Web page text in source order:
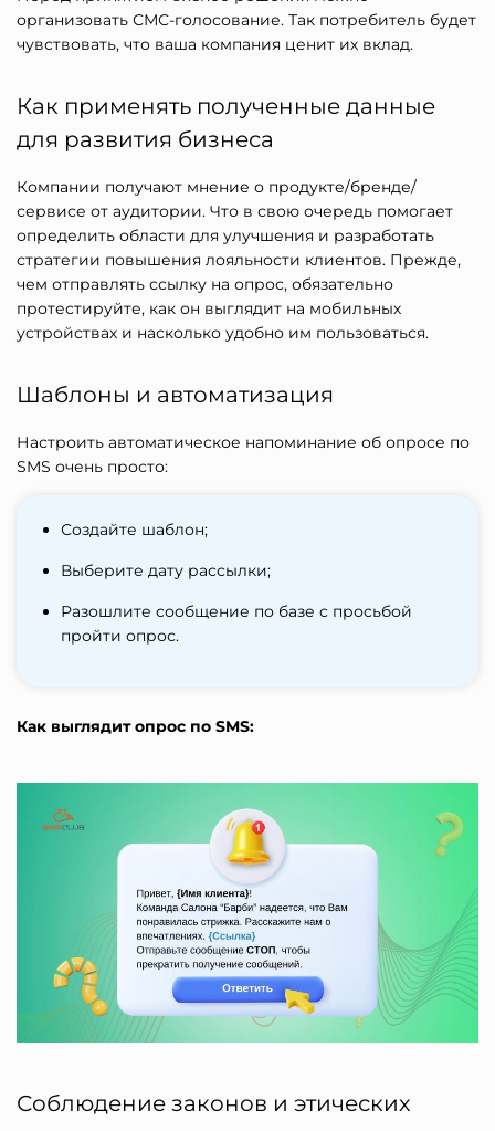
организовать СМС-голосование. Так потребитель будет
чувствовать, что ваша компания ценит их вклад.
Как применять полученные данные
для развития бизнеса
Компании получают мнение о продукте/бренде/
сервисе от аудитории. Что в свою очередь помогает
определить области для улучшения и разработать
стратегии повышения лояльности клиентов. Прежде,
чем отправлять ссылку на опрос, обязательно
протестируйте, как он выглядит на мобильных
устройствах и насколько удобно им пользоваться.
Шаблоны и автоматизация
Настроить автоматическое напоминание об опросе по
SMS очень просто:
Создайте шаблон;
Выберите дату рассылки;
Разошлите сообщение по базе с просьбой
пройти опрос.
Как выглядит опрос по SMS:
Соблюдение законов и этических